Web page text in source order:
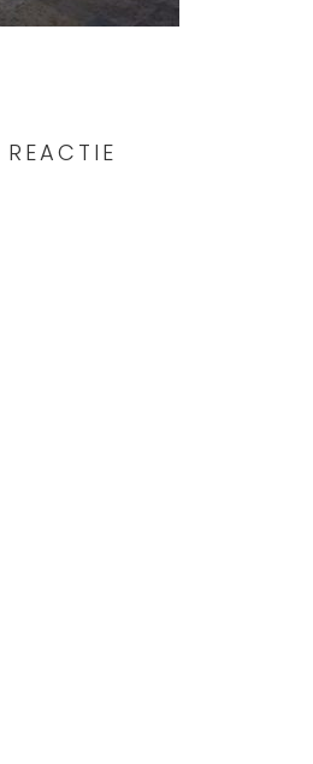
REACTIE